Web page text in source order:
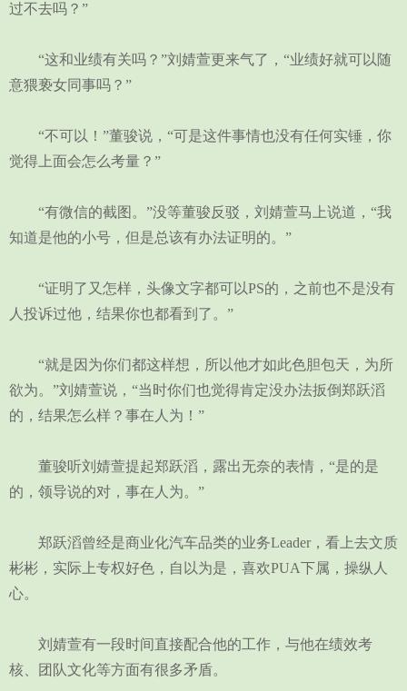
过不去吗？”
“这和业绩有关吗？”刘婧萱更来气了，“业绩好就可以随
意猥亵女同事吗？”
“不可以！”董骏说，“可是这件事情也没有任何实锤，你
觉得上面会怎么考量？”
“有微信的截图。”没等董骏反驳，刘婧萱马上说道，“我
知道是他的小号，但是总该有办法证明的。”
“证明了又怎样，头像文字都可以PS的，之前也不是没有
人投诉过他，结果你也都看到了。”
“就是因为你们都这样想，所以他才如此色胆包天，为所
欲为。”刘婧萱说，“当时你们也觉得肯定没办法扳倒郑跃滔
的，结果怎么样？事在人为！”
董骏听刘婧萱提起郑跃滔，露出无奈的表情，“是的是
的，领导说的对，事在人为。”
郑跃滔曾经是商业化汽车品类的业务Leader，看上去文质
彬彬，实际上专权好色，自以为是，喜欢PUA下属，操纵人
心。
刘婧萱有一段时间直接配合他的工作，与他在绩效考
核、团队文化等方面有很多矛盾。